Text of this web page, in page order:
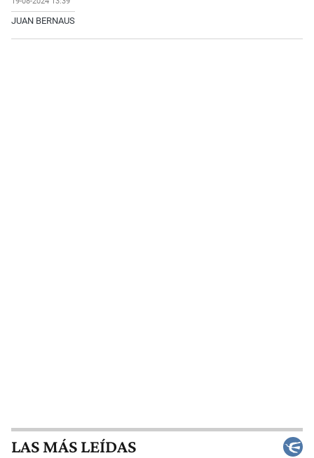
JUAN BERNAUS
LAS MÁS LEÍDAS